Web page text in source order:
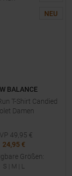
NEU
BALANCE
T-Shirt Candied
Damen
49,95 €
24,95 €
Größen:
S | M | L